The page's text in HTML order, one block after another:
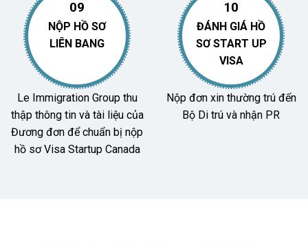
09
NỘP HỒ SƠ
LIÊN BANG
Le Immigration Group thu
thập thông tin và tài liệu của
Đương đơn để chuẩn bị nộp
hồ sơ Visa Startup Canada
10
ĐÁNH GIÁ HỒ
SƠ START UP
VISA
Nộp đơn xin thường trú đến
Bộ Di trú và nhận PR